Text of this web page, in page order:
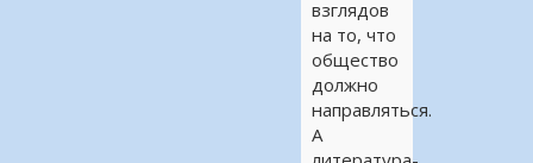
взглядов
на то, что
общество
должно
направляться.
А